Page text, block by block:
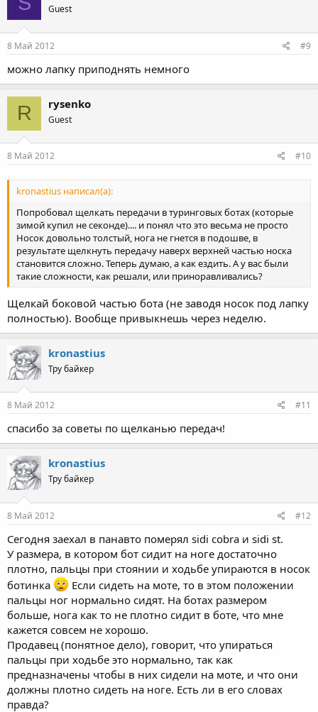
Guest
8 Май 2012 #9
можно лапку приподнять немного
R rysenko
Guest
8 Май 2012 #10
kronastius написал(а):
Попробовал щелкать передачи в туринговых ботах (которые
зимой купил не секонде).... и понял что это весьма не просто
Носок довольно толстый, нога не гнется в подошве, в
результате щелкнуть передачу наверх верхней частью носка
становится сложно. Теперь думаю, а как ездить. А у вас были
такие сложности, как решали, или приноравливались?
Щелкай боковой частью бота (не заводя носок под лапку
полностью). Вообще привыкнешь через неделю.
kronastius
Тру байкер
8 Май 2012 #11
спасибо за советы по щелканью передач!
kronastius
Тру байкер
8 Май 2012 #12
Сегодня заехал в панавто померял sidi cobra и sidi st.
У размера, в котором бот сидит на ноге достаточно
плотно, пальцы при стоянии и ходьбе упираются в носок
ботинка
Если сидеть на моте, то в этом положении
пальцы ног нормально сидят. На ботах размером
больше, нога как то не плотно сидит в боте, что мне
кажется совсем не хорошо.
Продавец (понятное дело), говорит, что упираться
пальцы при ходьбе это нормально, так как
предназначены чтобы в них сидели на моте, и что они
должны плотно сидеть на ноге. Есть ли в его словах
правда?